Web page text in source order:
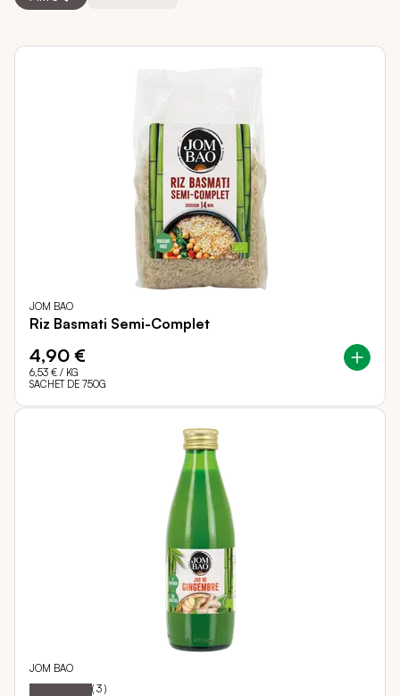
JOM BAO
Riz Basmati Semi-Complet
4,90 €
6,53 € / KG
SACHET DE 750G
JOM BAO
Notation: 100
% of
( 3 )